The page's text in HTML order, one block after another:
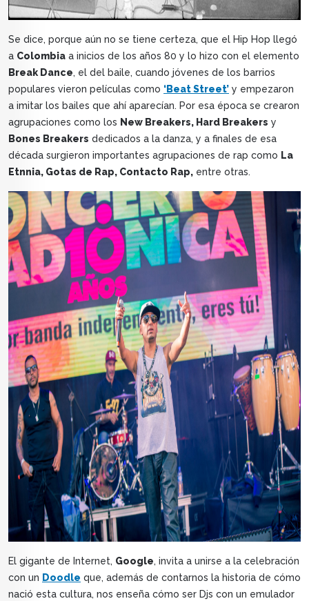
Se dice, porque aún no se tiene certeza, que el Hip Hop llegó
a Colombia a inicios de los años 80 y lo hizo con el elemento
Break Dance, el del baile, cuando jóvenes de los barrios
populares vieron películas como ‘Beat Street’ y empezaron
a imitar los bailes que ahí aparecían. Por esa época se crearon
agrupaciones como los New Breakers, Hard Breakers y
Bones Breakers dedicados a la danza, y a finales de esa
década surgieron importantes agrupaciones de rap como La
Etnnia, Gotas de Rap, Contacto Rap, entre otras.
El gigante de Internet, Google, invita a unirse a la celebración
con un Doodle que, además de contarnos la historia de cómo
nació esta cultura, nos enseña cómo ser Djs con un emulador